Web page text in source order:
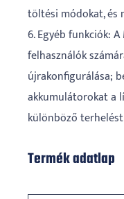
töltési módokat, és
6. Egyéb funkciók:
felhasználók
újrakonfigurálása;
akkumulátorokat a
különböző
Termék adatlap